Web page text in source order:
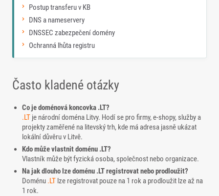
Postup transferu v KB
DNS a nameservery
DNSSEC zabezpečení domény
Ochranná lhůta registru
Často kladené otázky
Co je doménová koncovka .LT?
.LT je národní doména Litvy. Hodí se pro firmy, e-shopy, služby a
projekty zaměřené na litevský trh, kde má adresa jasně ukázat
lokální důvěru v Litvě.
Kdo může vlastnit doménu .LT?
Vlastník může být fyzická osoba, společnost nebo organizace.
Na jak dlouho lze doménu .LT registrovat nebo prodloužit?
Doménu .LT lze registrovat pouze na 1 rok a prodloužit lze až na
1 rok.